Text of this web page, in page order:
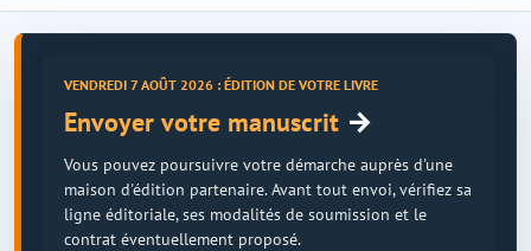
VENDREDI 7 AOÛT 2026 : ÉDITION DE VOTRE LIVRE
Envoyer votre manuscrit →
Vous pouvez poursuivre votre démarche auprès d'une
maison d'édition partenaire. Avant tout envoi, vérifiez sa
ligne éditoriale, ses modalités de soumission et le
contrat éventuellement proposé.